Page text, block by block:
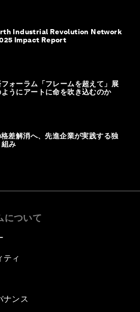
Industrial Revolution Network
Impact Report
ォーラム「フレームを超えて」展
うにアートに命を吹き込むのか
差解消へ、先進企業が実践する独
組み
について
ティ
ナンス